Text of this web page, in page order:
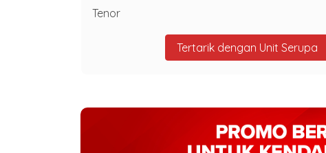
Tenor
Tertarik dengan Unit Serupa